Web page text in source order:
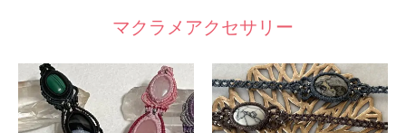
マクラメアクセサリー